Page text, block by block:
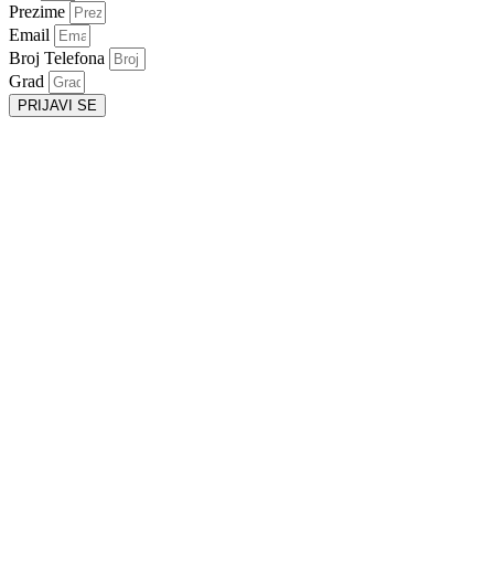
Prezime
Email
Broj Telefona
Grad
PRIJAVI SE